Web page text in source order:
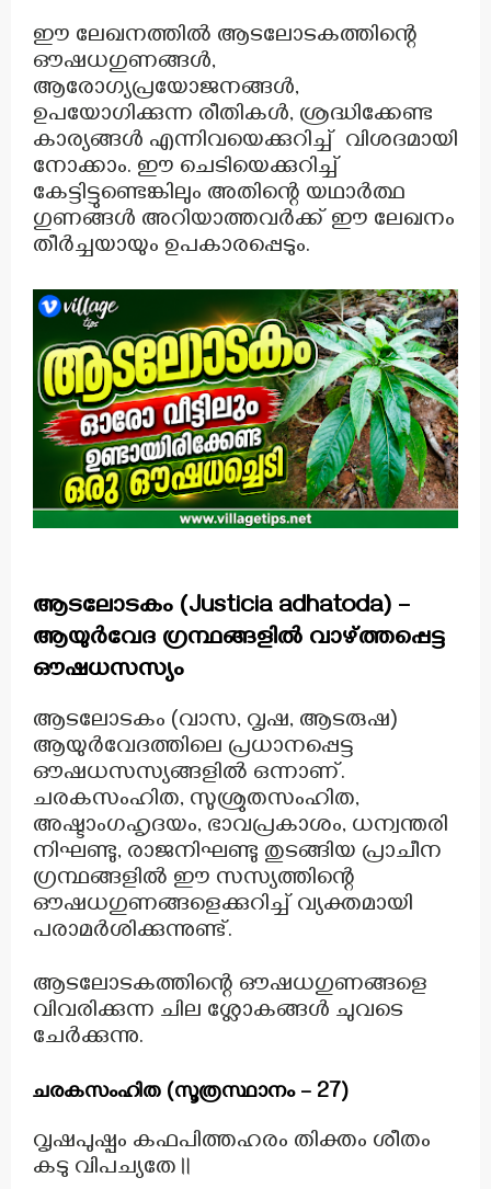
ഈ ലേഖനത്തിൽ ആടലോടകത്തിന്റെ
ഔഷധഗുണങ്ങൾ,
ആരോഗ്യപ്രയോജനങ്ങൾ,
ഉപയോഗിക്കുന്ന രീതികൾ, ശ്രദ്ധിക്കേണ്ട
കാര്യങ്ങൾ എന്നിവയെക്കുറിച്ച് വിശദമായി
നോക്കാം. ഈ ചെടിയെക്കുറിച്ച്
കേട്ടിട്ടുണ്ടെങ്കിലും അതിന്റെ യഥാർത്ഥ
ഗുണങ്ങൾ അറിയാത്തവർക്ക് ഈ ലേഖനം
തീർച്ചയായും ഉപകാരപ്പെടും.
ആടലോടകം (Justicia adhatoda) –
ആയുർവേദ ഗ്രന്ഥങ്ങളിൽ വാഴ്ത്തപ്പെട്ട
ഔഷധസസ്യം
ആടലോടകം (വാസ, വൃഷ, ആടരുഷ)
ആയുർവേദത്തിലെ പ്രധാനപ്പെട്ട
ഔഷധസസ്യങ്ങളിൽ ഒന്നാണ്.
ചരകസംഹിത, സുശ്രുതസംഹിത,
അഷ്ടാംഗഹൃദയം, ഭാവപ്രകാശം, ധന്വന്തരി
നിഘണ്ടു, രാജനിഘണ്ടു തുടങ്ങിയ പ്രാചീന
ഗ്രന്ഥങ്ങളിൽ ഈ സസ്യത്തിന്റെ
ഔഷധഗുണങ്ങളെക്കുറിച്ച് വ്യക്തമായി
പരാമർശിക്കുന്നുണ്ട്.
ആടലോടകത്തിന്റെ ഔഷധഗുണങ്ങളെ
വിവരിക്കുന്ന ചില ശ്ലോകങ്ങൾ ചുവടെ
ചേർക്കുന്നു.
ചരകസംഹിത (സൂത്രസ്ഥാനം – 27)
വൃഷപുഷ്പം കഫപിത്തഹരം തിക്തം ശീതം
കടു വിപച്യതേ॥